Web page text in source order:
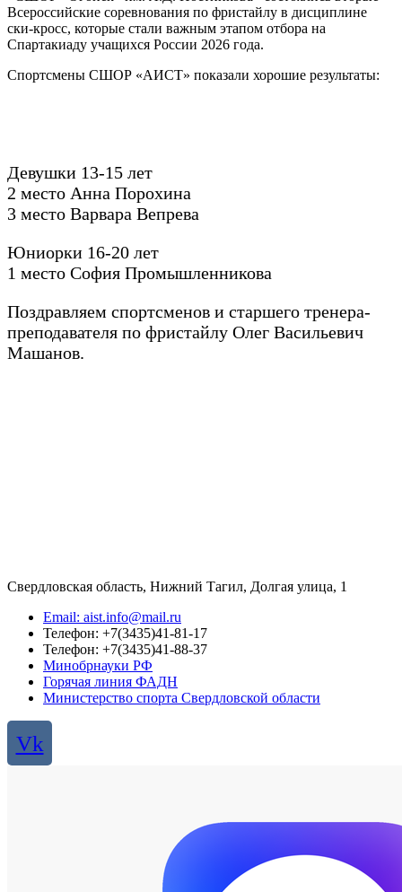
Всероссийские соревнования по фристайлу в дисциплине
ски-кросс, которые стали важным этапом отбора на
Спартакиаду учащихся России 2026 года.
Спортсмены СШОР «АИСТ» показали хорошие результаты:
Девушки 13-15 лет
2 место Анна Порохина
3 место Варвара Вепрева
Юниорки 16-20 лет
1 место София Промышленникова
Поздравляем спортсменов и старшего тренера-
преподавателя по фристайлу Олег Васильевич
Машанов.
Свердловская область, Нижний Тагил, Долгая улица, 1
Email: aist.info@mail.ru
Телефон: +7(3435)41-81-17
Телефон: +7(3435)41-88-37
Минобрнауки РФ
Горячая линия ФАДН
Министерство спорта Свердловской области
Vk